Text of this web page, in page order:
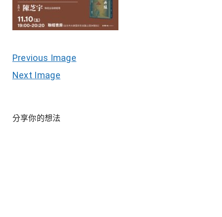
Previous Image
Next Image
分享你的想法